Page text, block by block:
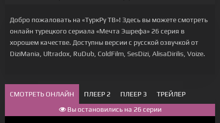
Добро пожаловать на «ТуркРу ТВ»! Здесь вы можете смотреть
онлайн турецкого сериала «Мечта Эшрефа» 26 серия в
хорошем качестве. Доступны версии с русской озвучкой от
DiziMania, Ultradox, RuDub, ColdFilm, SesDizi, AlisaDirilis, Voize.
СМОТРЕТЬ ОНЛАЙН ПЛЕЕР 2 ПЛЕЕР 3
ТРЕЙЛЕР
Вы остановились на 26 серии